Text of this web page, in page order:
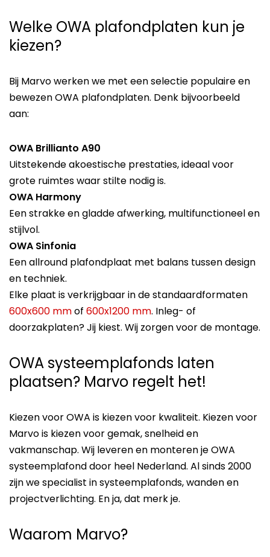
Welke OWA plafondplaten kun je
kiezen?
Bij Marvo werken we met een selectie populaire en
bewezen OWA plafondplaten. Denk bijvoorbeeld
aan:
OWA Brillianto A90
Uitstekende akoestische prestaties, ideaal voor
grote ruimtes waar stilte nodig is.
OWA Harmony
Een strakke en gladde afwerking, multifunctioneel en
stijlvol.
OWA Sinfonia
Een allround plafondplaat met balans tussen design
en techniek.
Elke plaat is verkrijgbaar in de standaardformaten
600x600 mmof 600x1200 mm. Inleg- of
doorzakplaten? Jij kiest. Wij zorgen voor de montage.
OWA systeemplafonds laten
plaatsen? Marvo regelt het!
Kiezen voor OWA is kiezen voor kwaliteit. Kiezen voor
Marvo is kiezen voor gemak, snelheid en
vakmanschap. Wij leveren en monteren je OWA
systeemplafond door heel Nederland. Al sinds 2000
zijn we specialist in systeemplafonds, wanden en
projectverlichting. En ja, dat merk je.
Waarom Marvo?